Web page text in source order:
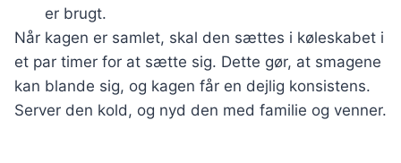
er brugt.
Når kagen er samlet, skal den sættes i køleskabet i
et par timer for at sætte sig. Dette gør, at smagene
kan blande sig, og kagen får en dejlig konsistens.
Server den kold, og nyd den med familie og venner.